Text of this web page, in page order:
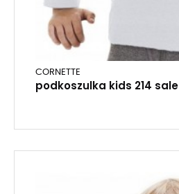
CORNETTE
podkoszulka kids 214 sale